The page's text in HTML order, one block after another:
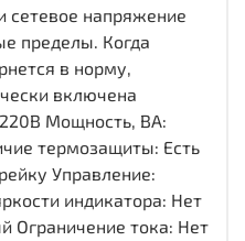
сетевое напряжение
пределы. Когда
в норму,
включена
Мощность, ВА:
термозащиты: Есть
Управление:
индикатора: Нет
Ограничение тока: Нет